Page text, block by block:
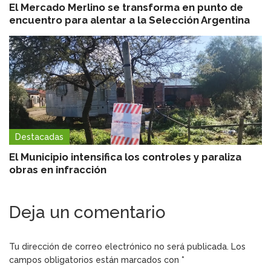
El Mercado Merlino se transforma en punto de
encuentro para alentar a la Selección Argentina
Destacadas
El Municipio intensifica los controles y paraliza
obras en infracción
Deja un comentario
Tu dirección de correo electrónico no será publicada. Los
campos obligatorios están marcados con *